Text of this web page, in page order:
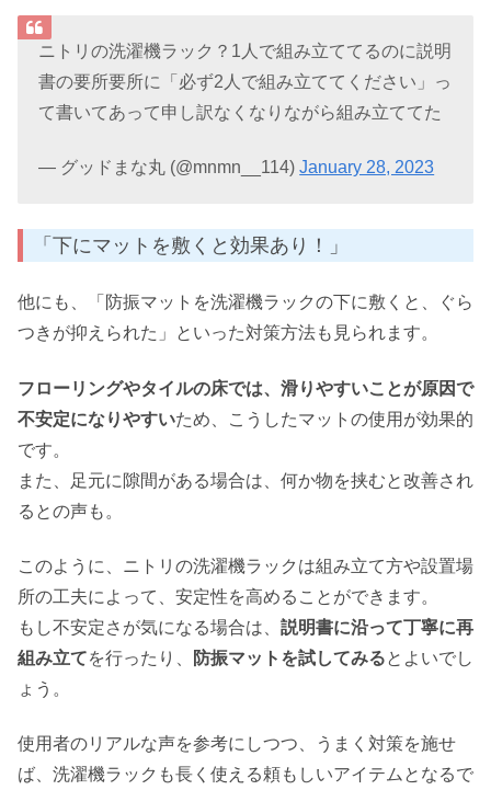
ニトリの洗濯機ラック？1人で組み立ててるのに説明
書の要所要所に「必ず2人で組み立ててください」っ
て書いてあって申し訳なくなりながら組み立ててた
— グッドまな丸 (@mnmn__114)January 28, 2023
「下にマットを敷くと効果あり！」
他にも、「防振マットを洗濯機ラックの下に敷くと、ぐら
つきが抑えられた」といった対策方法も見られます。
フローリングやタイルの床では、滑りやすいことが原因で
不安定になりやすいため、こうしたマットの使用が効果的
です。
また、足元に隙間がある場合は、何か物を挟むと改善され
るとの声も。
このように、ニトリの洗濯機ラックは組み立て方や設置場
所の工夫によって、安定性を高めることができます。
もし不安定さが気になる場合は、 説明書に沿って丁寧に再
組み立てを行ったり、 防振マットを試してみるとよいでし
ょう。
使用者のリアルな声を参考にしつつ、うまく対策を施せ
ば、洗濯機ラックも長く使える頼もしいアイテムとなるで